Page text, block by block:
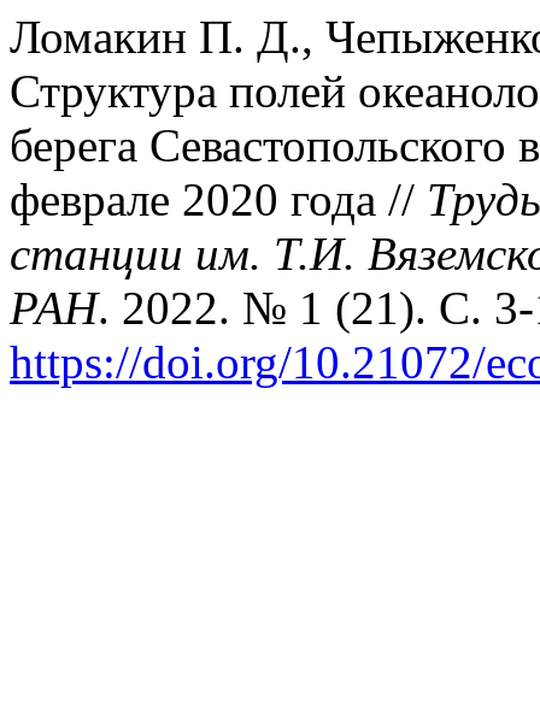
Ломакин П. Д.,
Структура полей
берега
феврале 2020 года //
станции им. Т.И.
РАН. 2022. № 1 (21). С.
https://doi.org/10.21072/